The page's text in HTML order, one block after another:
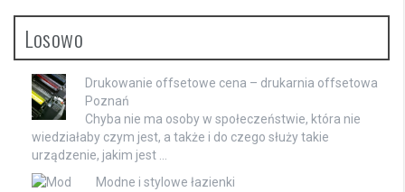
Losowo
Drukowanie offsetowe cena – drukarnia offsetowa
Poznań
Chyba nie ma osoby w społeczeństwie, która nie
wiedziałaby czym jest, a także i do czego służy takie
urządzenie, jakim jest …
Modne i stylowe łazienki